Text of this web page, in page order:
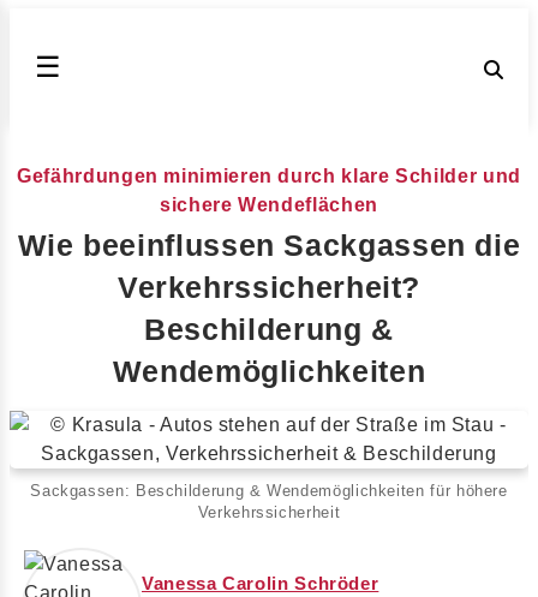
☰
Gefährdungen minimieren durch klare Schilder und
sichere Wendeflächen
Wie beeinflussen Sackgassen die
Verkehrssicherheit?
Beschilderung &
Wendemöglichkeiten
Sackgassen: Beschilderung & Wendemöglichkeiten für höhere
Verkehrssicherheit
Vanessa Carolin Schröder